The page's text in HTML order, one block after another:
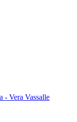
- Vera Vassalle